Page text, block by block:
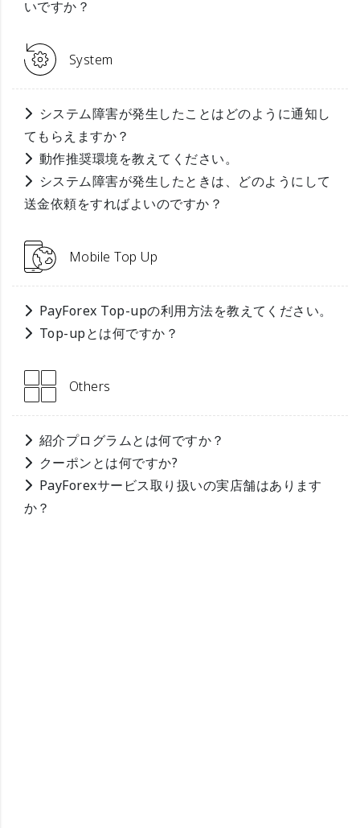
いですか？
System
システム障害が発生したことはどのように通知し
てもらえますか？
動作推奨環境を教えてください。
システム障害が発生したときは、どのようにして
送金依頼をすればよいのですか？
Mobile Top Up
PayForex Top-upの利用方法を教えてください。
Top-upとは何ですか？
Others
紹介プログラムとは何ですか？
クーポンとは何ですか?
PayForexサービス取り扱いの実店舗はあります
か？